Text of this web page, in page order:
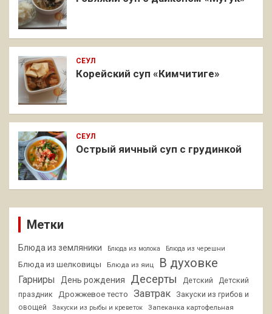
СЕУЛ
Корейский суп «Кимчитиге»
СЕУЛ
Острый яичный суп с грудинкой
Метки
Блюда из земляники Блюда из молока Блюда из черешни
Блюда из шелковицы Блюда из яиц В духовке
Гарниры День рождения Десерты Детский
Детский
праздник
Дрожжевое тесто Завтрак
Закуски из грибов и
овощей
Закуски из рыбы и креветок Запеканка картофельная